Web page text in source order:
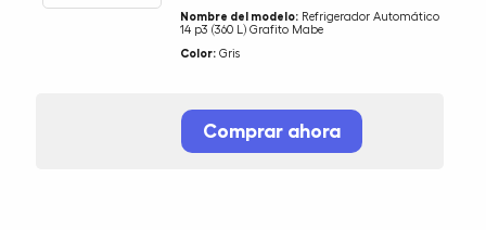
Nombre del modelo: Refrigerador Automático
14 p3 (360 L) Grafito Mabe
Color: Gris
Comprar ahora